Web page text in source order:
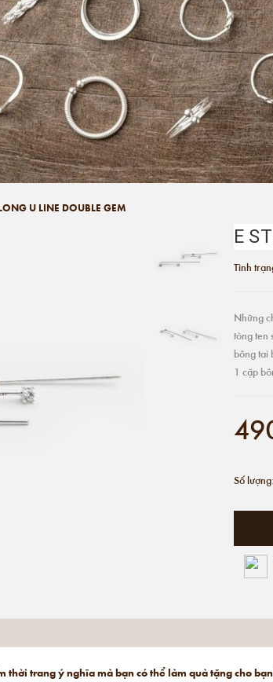
U LINE DOUBLE GEM
E
Tình
Những
tòng ten
bông tai
1 cặp
Số lượng:
thời trang ý nghĩa mà bạn có thể làm quà tặng cho